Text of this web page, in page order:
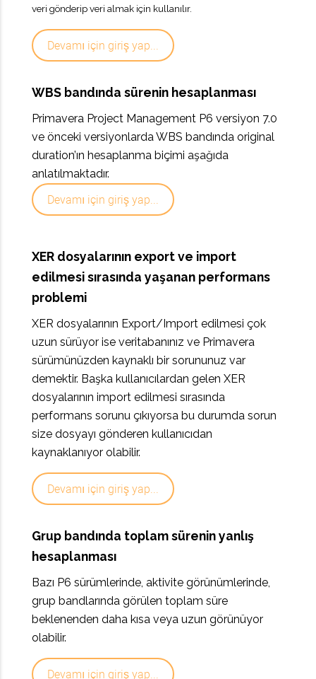
veri gönderip veri almak için kullanılır.
Devamı için giriş yap...
WBS bandında sürenin hesaplanması
Primavera Project Management P6 versiyon 7.0
ve önceki versiyonlarda WBS bandında original
duration’ın hesaplanma biçimi aşağıda
anlatılmaktadır.
Devamı için giriş yap...
XER dosyalarının export ve import
edilmesi sırasında yaşanan performans
problemi
XER dosyalarının Export/Import edilmesi çok
uzun sürüyor ise veritabanınız ve Primavera
sürümünüzden kaynaklı bir sorununuz var
demektir. Başka kullanıcılardan gelen XER
dosyalarının import edilmesi sırasında
performans sorunu çıkıyorsa bu durumda sorun
size dosyayı gönderen kullanıcıdan
kaynaklanıyor olabilir.
Devamı için giriş yap...
Grup bandında toplam sürenin yanlış
hesaplanması
Bazı P6 sürümlerinde, aktivite görünümlerinde,
grup bandlarında görülen toplam süre
beklenenden daha kısa veya uzun görünüyor
olabilir.
Devamı için giriş yap...